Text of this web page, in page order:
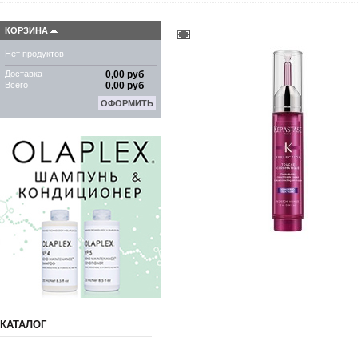
КОРЗИНА
Нет продуктов
Доставка 0,00 руб
Всего 0,00 руб
ОФОРМИТЬ
КАТАЛОГ